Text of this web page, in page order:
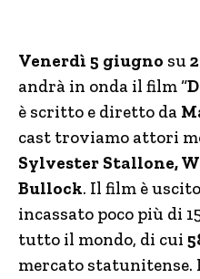
Venerdì 5 giugno su
andrà in onda il film “
è scritto e diretto da
cast troviamo attori
Sylvester Stallone,
Bullock. Il film è
incassato poco più di
tutto il mondo, di cui
mercato statunitense.